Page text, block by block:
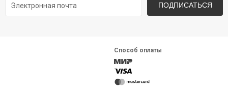
ПОДПИСАТЬСЯ
Способ оплаты